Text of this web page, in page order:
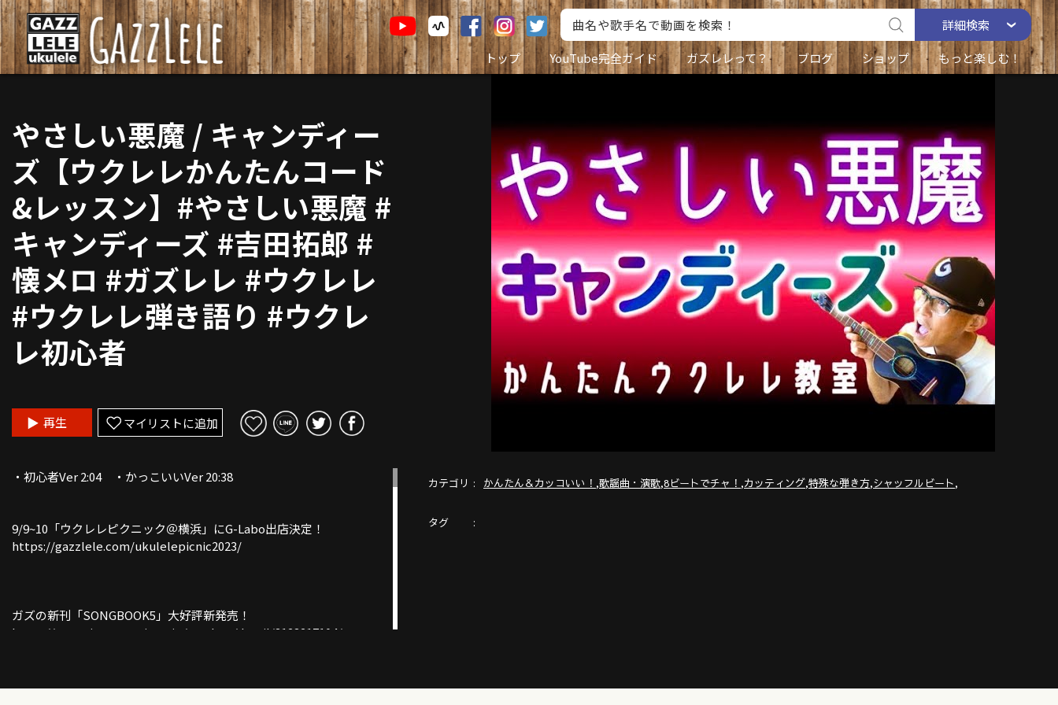
詳細検索
トップ
YouTube完全ガイド ガズレレって？ ブログ ショップ もっと楽しむ！
カテゴリ かんたん＆カッコいい！ ,歌謡曲・演歌,8ビートでチャ！ ,カッティング,特殊な弾き方,シャッフルビート,
タグ
やさしい悪魔 / キャンディー
ズ【ウクレレかんたんコード
&レッスン】#やさしい悪魔 #
キャンディーズ #吉田拓郎 #
懐メロ #ガズレレ #ウクレレ
#ウクレレ弾き語り #ウクレ
レ初心者
再生 マイリストに追加
・初心者Ver 2:04 ・かっこいいVer 20:38
9/9~10「ウクレレピクニック＠横浜」にG-Labo出店決定！
https://gazzlele.com/ukulelepicnic2023/
ガズの新刊「SONGBOOK5」大好評新発売！
https://www.rittor-music.co.jp/product/detail/3123217104/